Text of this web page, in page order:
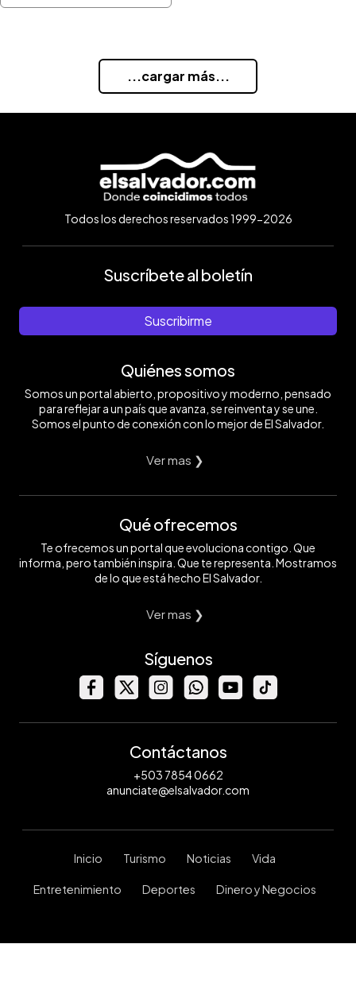
...cargar más...
Todos los derechos reservados 1999-2026
Suscríbete al boletín
Suscribirme
Quiénes somos
Somos un portal abierto, propositivo y moderno, pensado
para reflejar a un país que avanza, se reinventa y se une.
Somos el punto de conexión con lo mejor de El Salvador.
Ver mas ❯
Qué ofrecemos
Te ofrecemos un portal que evoluciona contigo. Que
informa, pero también inspira. Que te representa. Mostramos
de lo que está hecho El Salvador.
Ver mas ❯
Síguenos
Contáctanos
+503 7854 0662
anunciate@elsalvador.com
Inicio Turismo Noticias Vida
Entretenimiento Deportes Dinero y Negocios